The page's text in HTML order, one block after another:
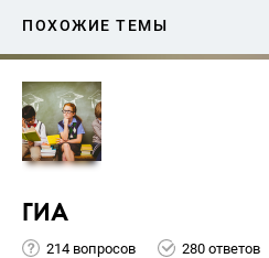
ПОХОЖИЕ ТЕМЫ
ГИА
214 вопросов 280 ответов